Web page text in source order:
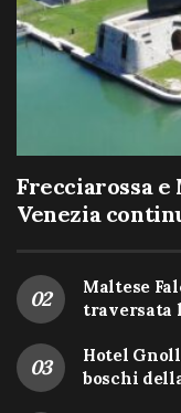
Frecciarossa e
Venezia
Maltese
traversata
Hotel
boschi